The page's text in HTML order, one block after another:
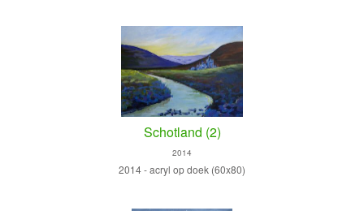
Schotland (2)
2014
2014 - acryl op doek (60x80)